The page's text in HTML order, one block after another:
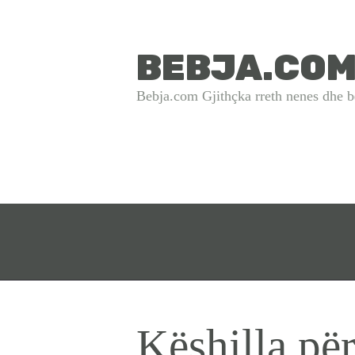
BEBJA.COM
Bebja.com Gjithçka rreth nenes dhe